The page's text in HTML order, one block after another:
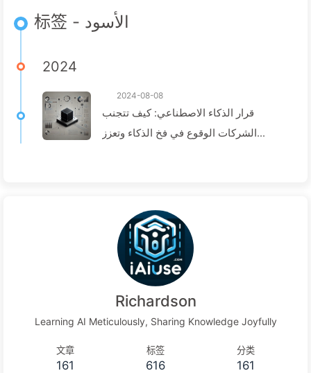
标签 - الأسود
2024
2024-08-08
قرار الذكاء الاصطناعي: كيف تتجنب
الشركات الوقوع في فخ الذكاء وتعزز
Richardson
Learning AI Meticulously, Sharing Knowledge Joyfully
文章
161
标签
616
分类
161